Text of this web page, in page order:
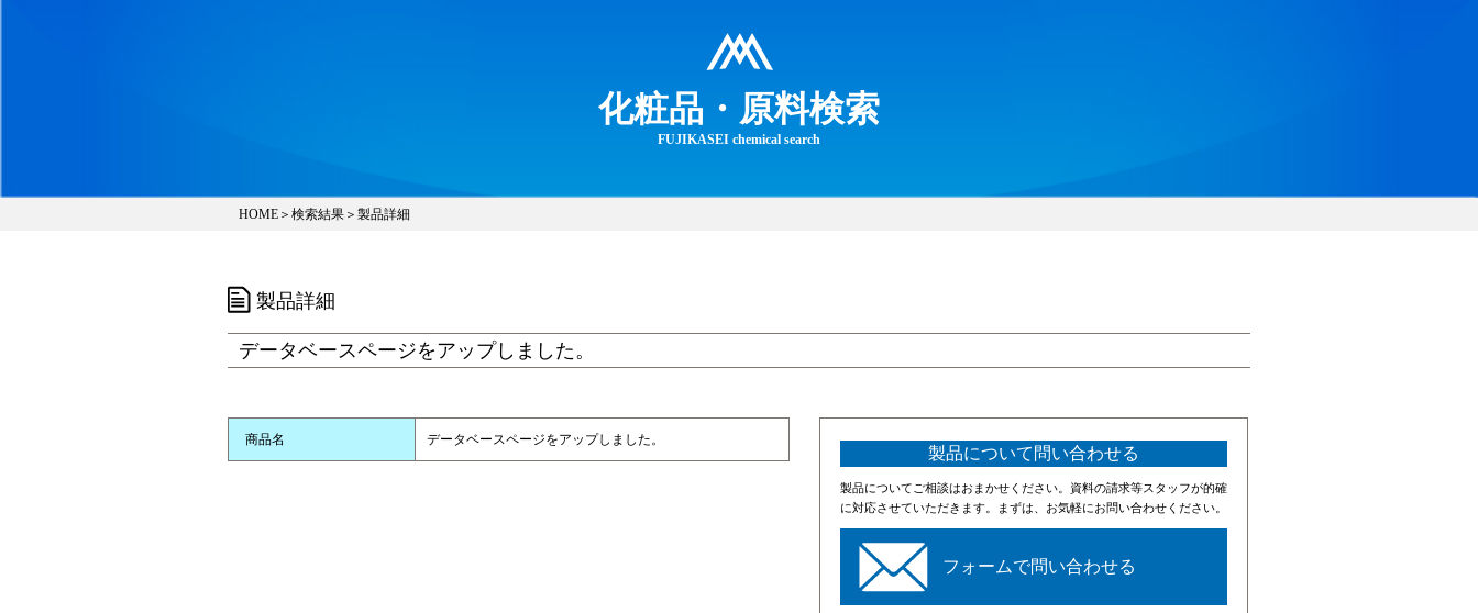
化粧品・原料検索
FUJIKASEI chemical search
HOME ＞ 検索結果 ＞製品詳細
製品詳細
データベースページをアップしました。
商品名 データベースページをアップしました。
製品について問い合わせる
製品についてご相談はおまかせください。資料の請求等スタッフが的確
に対応させていただきます。まずは、お気軽にお問い合わせください。
フォームで問い合わせる